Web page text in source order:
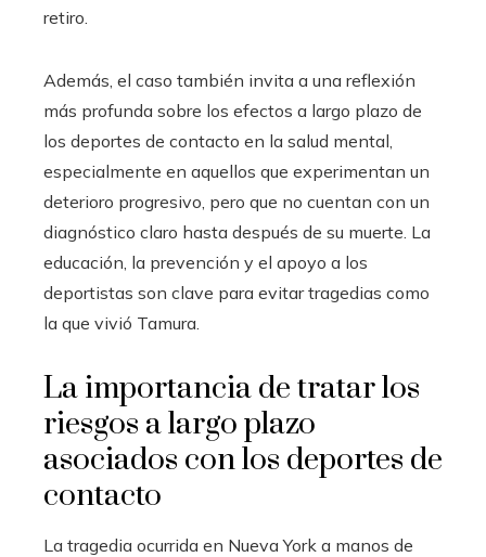
retiro.
Además, el caso también invita a una reflexión
más profunda sobre los efectos a largo plazo de
los deportes de contacto en la salud mental,
especialmente en aquellos que experimentan un
deterioro progresivo, pero que no cuentan con un
diagnóstico claro hasta después de su muerte. La
educación, la prevención y el apoyo a los
deportistas son clave para evitar tragedias como
la que vivió Tamura.
La importancia de tratar los
riesgos a largo plazo
asociados con los deportes de
contacto
La tragedia ocurrida en Nueva York a manos de